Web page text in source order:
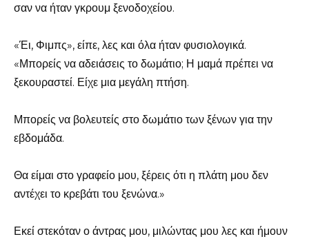
σαν να ήταν γκρουμ ξενοδοχείου.
«Έι, Φιμπς», είπε, λες και όλα ήταν φυσιολογικά.
«Μπορείς να αδειάσεις το δωμάτιο; Η μαμά πρέπει να
ξεκουραστεί. Είχε μια μεγάλη πτήση.
Μπορείς να βολευτείς στο δωμάτιο των ξένων για την
εβδομάδα.
Θα είμαι στο γραφείο μου, ξέρεις ότι η πλάτη μου δεν
αντέχει το κρεβάτι του ξενώνα.»
Εκεί στεκόταν ο άντρας μου, μιλώντας μου λες και ήμουν